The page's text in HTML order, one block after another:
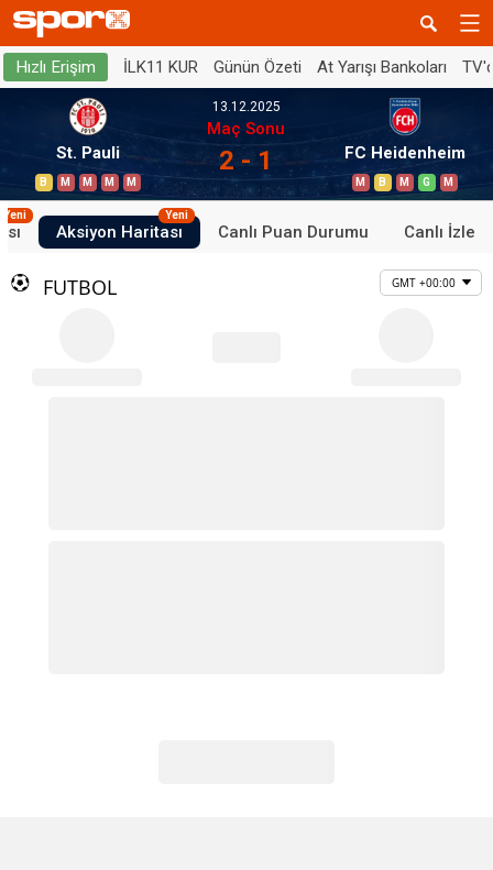
Hızlı Erişim İLK11 KUR Günün Özeti At Yarışı Bankoları
St. Pauli
B M M M M
13.12.2025
Maç Sonu
2 - 1 FC Heidenheim
M B M G M
Yeni
Aksiyon Haritası
Yeni
Canlı Puan Durumu Canlı İzle
FUTBOL GMT +00:00